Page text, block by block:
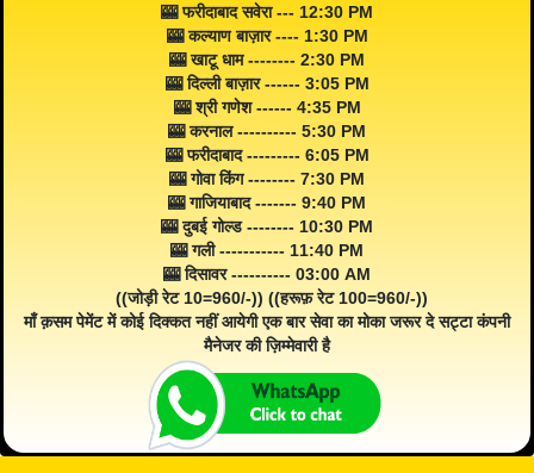
🎰 फरीदाबाद सवेरा --- 12:30 PM
🎰 कल्याण बाज़ार ---- 1:30 PM
🎰 खाटू धाम -------- 2:30 PM
🎰 दिल्ली बाज़ार ------ 3:05 PM
🎰 श्री गणेश ------ 4:35 PM
🎰 करनाल ---------- 5:30 PM
🎰 फरीदाबाद --------- 6:05 PM
🎰 गोवा किंग -------- 7:30 PM
🎰 गाजियाबाद ------- 9:40 PM
🎰 दुबई गोल्ड -------- 10:30 PM
🎰 गली ----------- 11:40 PM
🎰 दिसावर ---------- 03:00 AM
((जोड़ी रेट 10=960/-)) ((हरूफ़ रेट 100=960/-))
माँ क़सम पेमेंट में कोई दिक्कत नहीं आयेगी एक बार सेवा का मोका जरूर दे सट्टा कंपनी
मैनेजर की ज़िम्मेवारी है